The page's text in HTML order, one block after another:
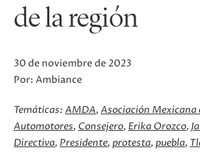
de la región
30 de noviembre de 2023
Por: Ambiance
Temáticas: AMDA Asociación Mexicana
Automotores Consejero Erika Orozco
Directiva Presidente protesta puebla